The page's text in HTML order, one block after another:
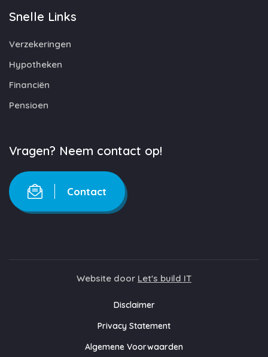
Snelle Links
Verzekeringen
Hypotheken
Financiën
Pensioen
Vragen? Neem contact op!
Contact
Website door Let's build IT
Disclaimer
Privacy Statement
Algemene Voorwaarden